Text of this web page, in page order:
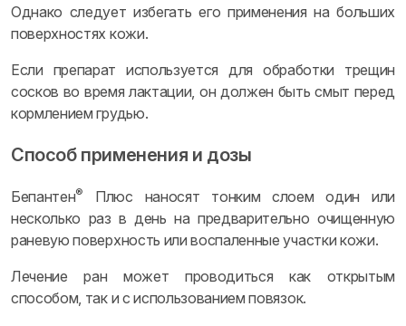
Однако следует избегать его применения на больших
поверхностях кожи.
Если препарат используется для обработки трещин
сосков во время лактации, он должен быть смыт перед
кормлением грудью.
Способ применения и дозы
Бепантен®
Плюс наносят тонким слоем один или
несколько раз в день на предварительно очищенную
раневую поверхность или воспаленные участки кожи.
Лечение ран может проводиться как открытым
способом, так и с использованием повязок.